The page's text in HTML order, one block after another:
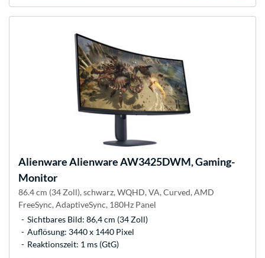
AlienwareAlienware AW3425DWM, Gaming-
Monitor
86.4 cm (34 Zoll), schwarz, WQHD, VA, Curved, AMD
FreeSync, AdaptiveSync, 180Hz Panel
Sichtbares Bild: 86,4 cm (34 Zoll)
Auflösung: 3440 x 1440 Pixel
Reaktionszeit: 1 ms (GtG)